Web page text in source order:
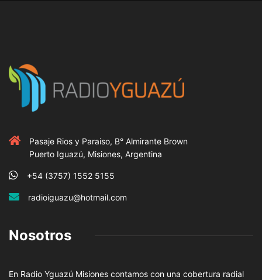
Pasaje Rios y Paraiso, B° Almirante Brown
Puerto Iguazú, Misiones, Argentina
+54 (3757) 1552 5155
radioiguazu@hotmail.com
Nosotros
En Radio Yguazú Misiones contamos con una cobertura radial